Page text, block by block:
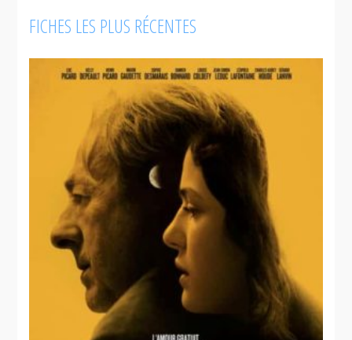
FICHES LES PLUS RÉCENTES